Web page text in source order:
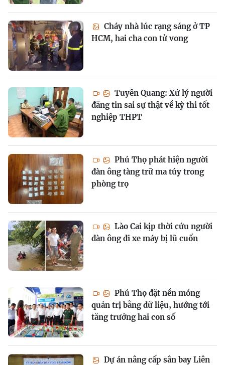
Cháy nhà lúc rạng sáng ở TP
HCM, hai cha con tử vong
Tuyên Quang: Xử lý người
đăng tin sai sự thật về kỳ thi tốt
nghiệp THPT
Phú Thọ phát hiện người
đàn ông tàng trữ ma túy trong
phòng trọ
Lào Cai kịp thời cứu người
đàn ông đi xe máy bị lũ cuốn
Phú Thọ đặt nền móng
quản trị bằng dữ liệu, hướng tới
tăng trưởng hai con số
Dự án nâng cấp sân bay Liên